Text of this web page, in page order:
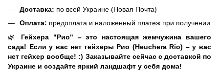
Доставка: по всей Украине (Новая Почта)
Оплата: предоплата и наложенный платеж при получении
🌿 Гейхера "Рио" – это настоящая жемчужина вашего
сада! Если у вас нет гейхеры Рио (Heuchera Rio) – у вас
нет гейхер вообще! :) Заказывайте сейчас с доставкой по
Украине и создайте яркий ландшафт у себя дома!